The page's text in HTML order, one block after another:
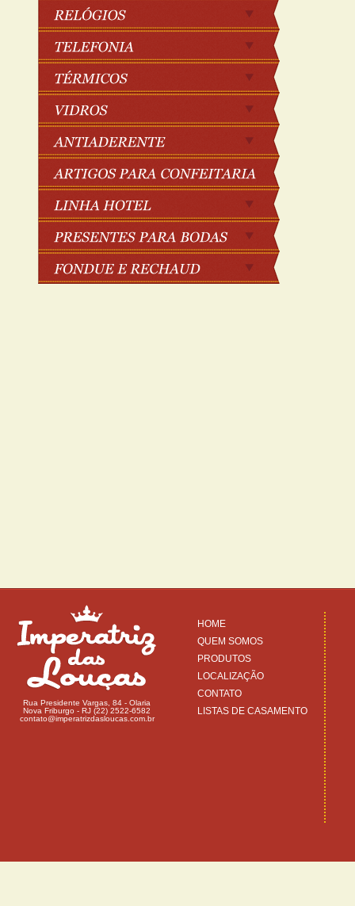
Rua Presidente Vargas, 84 - Olaria
Nova Friburgo - RJ (22) 2522-6582
contato@imperatrizdasloucas.com.br
HOME
QUEM SOMOS
PRODUTOS
LOCALIZAÇÃO
CONTATO
LISTAS DE CASAMENTO